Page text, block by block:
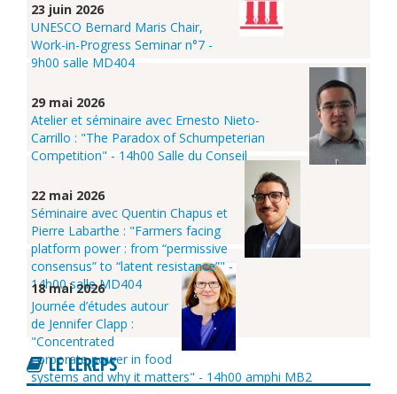
23 juin 2026
UNESCO Bernard Maris Chair,
Work-in-Progress Seminar n°7 -
9h00 salle MD404
29 mai 2026
Atelier et séminaire avec Ernesto Nieto-
Carrillo : "The Paradox of Schumpeterian
Competition" - 14h00 Salle du Conseil
22 mai 2026
Séminaire avec Quentin Chapus et
Pierre Labarthe : "Farmers facing
platform power : from “permissive
consensus” to “latent resistance”" -
14h00 salle MD404
18 mai 2026
Journée d’études autour
de Jennifer Clapp :
"Concentrated
corporate power in food
systems and why it matters" - 14h00 amphi MB2
LE LEREPS